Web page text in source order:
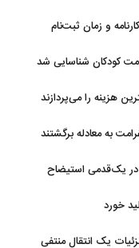
و زمان ثبت‌نام
هزینه را می‌پردازند
در یک‌قدمی استیضاح
یک انتقال منتفی